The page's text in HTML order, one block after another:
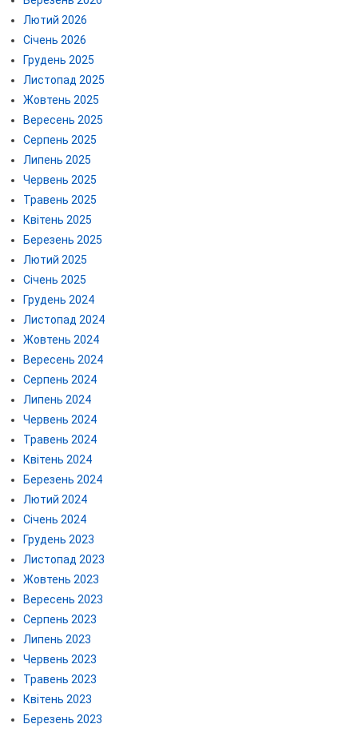
Лютий 2026
Січень 2026
Грудень 2025
Листопад 2025
Жовтень 2025
Вересень 2025
Серпень 2025
Липень 2025
Червень 2025
Травень 2025
Квітень 2025
Березень 2025
Лютий 2025
Січень 2025
Грудень 2024
Листопад 2024
Жовтень 2024
Вересень 2024
Серпень 2024
Липень 2024
Червень 2024
Травень 2024
Квітень 2024
Березень 2024
Лютий 2024
Січень 2024
Грудень 2023
Листопад 2023
Жовтень 2023
Вересень 2023
Серпень 2023
Липень 2023
Червень 2023
Травень 2023
Квітень 2023
Березень 2023